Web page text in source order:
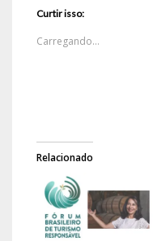
Curtir isso:
Carregando...
Relacionado